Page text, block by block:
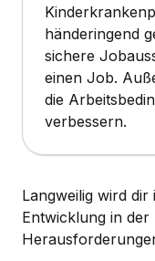
händeringend
sichere
einen Job.
die
verbessern.
Langweilig wird
Entwicklung in der